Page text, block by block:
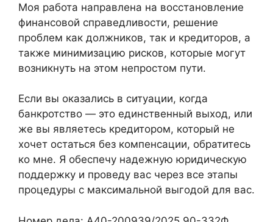
Моя работа направлена на восстановление
финансовой справедливости, решение
проблем как должников, так и кредиторов, а
также минимизацию рисков, которые могут
возникнуть на этом непростом пути.
Если вы оказались в ситуации, когда
банкротство — это единственный выход, или
же вы являетесь кредитором, который не
хочет остаться без компенсации, обратитесь
ко мне. Я обеспечу надежную юридическую
поддержку и проведу вас через все этапы
процедуры с максимальной выгодой для вас.